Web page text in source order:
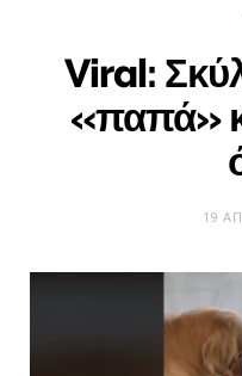
Viral:
«παπά»
19